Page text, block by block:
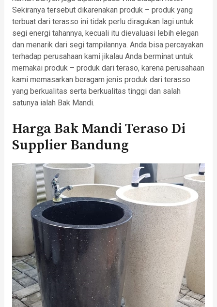
Sekiranya tersebut dikarenakan produk – produk yang
terbuat dari terasso ini tidak perlu diragukan lagi untuk
segi energi tahannya, kecuali itu dievaluasi lebih elegan
dan menarik dari segi tampilannya. Anda bisa percayakan
terhadap perusahaan kami jikalau Anda berminat untuk
memakai produk – produk dari teraso, karena perusahaan
kami memasarkan beragam jenis produk dari terasso
yang berkualitas serta berkualitas tinggi dan salah
satunya ialah Bak Mandi.
Harga Bak Mandi Teraso Di
Supplier Bandung